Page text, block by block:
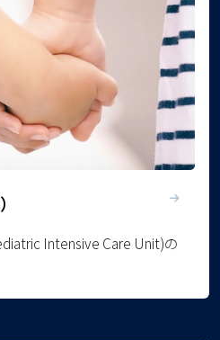
Intensive Care Unit)の